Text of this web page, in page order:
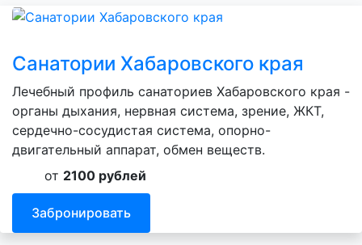
Санатории Хабаровского края
Лечебный профиль санаториев Хабаровского края -
органы дыхания, нервная система, зрение, ЖКТ,
сердечно-сосудистая система, опорно-
двигательный аппарат, обмен веществ.
от 2100 рублей
Забронировать